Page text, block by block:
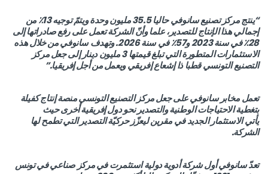
“ينتج مركز تصنيع سانوفي حاليا 35.5 مليون وحدة ويتمّ توجيه 13٪ من
إجمالي هذا الإنتاج للتصدير، علما وأنّ الشركة تعمل على رفع صادراتها إلى
28٪ في سنة 2023 و57٪ في سنة 2026. وتهدف سانوفي من خلال هذه
الاستثمارات المتطورة التي تبلغ قيمتها 3 مليون دينار إلى جعل مركز
التصنيع التونسي قطبا ذا إشعاع إفريقي ويعمل من أجل إفريقيا.”
تعمل مخابر سانوفي على جعل مركز التصنيع التونسي منصة إنتاج كفيلة
بتغطية الاحتياجات الوطنية والتصدير نحو دول إفريقية أخرى حيث
يأتي الاستثمار الجديد في مقرين ليعزّز حركيّة التصدير التي تطمح لها
الشركة.
تعدّ سانوفي أول شركة أدوية دولية استثمرت في مركز صناعي في تونس